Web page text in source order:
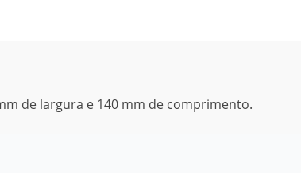
de largura e 140 mm de comprimento.